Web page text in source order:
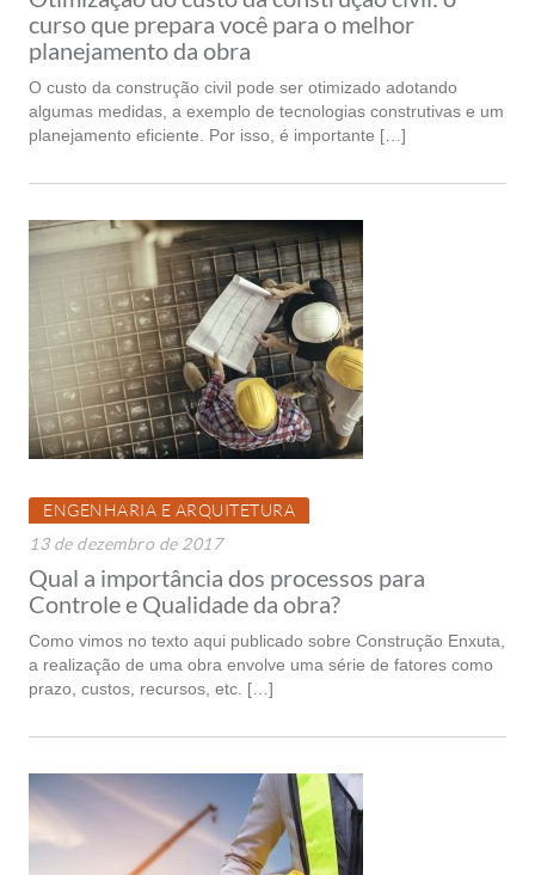
curso que prepara você para o melhor
planejamento da obra
O custo da construção civil pode ser otimizado adotando
algumas medidas, a exemplo de tecnologias construtivas e um
planejamento eficiente. Por isso, é importante […]
ENGENHARIA E ARQUITETURA
13 de dezembro de 2017
Qual a importância dos processos para
Controle e Qualidade da obra?
Como vimos no texto aqui publicado sobre Construção Enxuta,
a realização de uma obra envolve uma série de fatores como
prazo, custos, recursos, etc. […]